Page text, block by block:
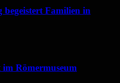
Familien in
im Römermuseum